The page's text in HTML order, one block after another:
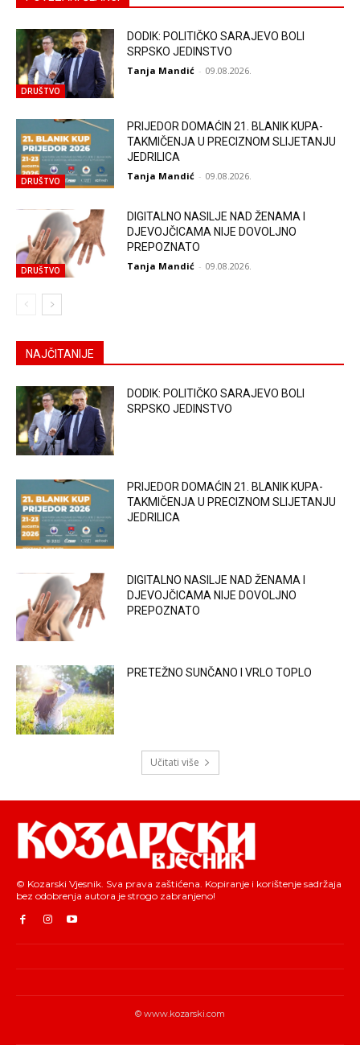
DRUŠTVO
DODIK: POLITIČKO SARAJEVO BOLI
SRPSKO JEDINSTVO
Tanja Mandić - 09.08.2026.
DRUŠTVO
PRIJEDOR DOMAĆIN 21. BLANIK KUPA-
TAKMIČENJA U PRECIZNOM SLIJETANJU
JEDRILICA
Tanja Mandić - 09.08.2026.
DRUŠTVO
DIGITALNO NASILJE NAD ŽENAMA I
DJEVOJČICAMA NIJE DOVOLJNO
PREPOZNATO
Tanja Mandić - 09.08.2026.
NAJČITANIJE
DODIK: POLITIČKO SARAJEVO BOLI
SRPSKO JEDINSTVO
PRIJEDOR DOMAĆIN 21. BLANIK KUPA-
TAKMIČENJA U PRECIZNOM SLIJETANJU
JEDRILICA
DIGITALNO NASILJE NAD ŽENAMA I
DJEVOJČICAMA NIJE DOVOLJNO
PREPOZNATO
PRETEŽNO SUNČANO I VRLO TOPLO
Učitati više
© Kozarski Vjesnik. Sva prava zaštićena. Kopiranje i korištenje sadržaja
bez odobrenja autora je strogo zabranjeno!
© www.kozarski.com